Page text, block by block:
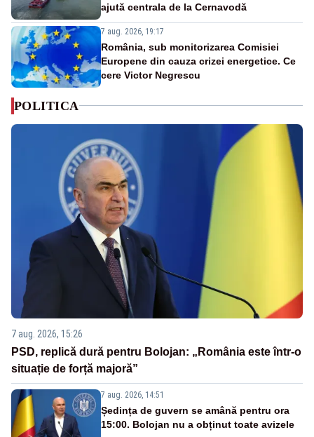
ajută centrala de la Cernavodă
7 aug. 2026, 19:17
România, sub monitorizarea Comisiei
Europene din cauza crizei energetice. Ce
cere Victor Negrescu
POLITICA
7 aug. 2026, 15:26
PSD, replică dură pentru Bolojan: „România este într-o
situație de forță majoră”
7 aug. 2026, 14:51
Ședința de guvern se amână pentru ora
15:00. Bolojan nu a obținut toate avizele